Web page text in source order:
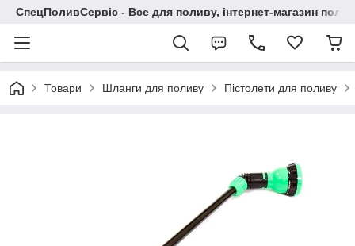
СпецПоливСервіс - Все для поливу, інтернет-магазин
Товари Шланги для поливу Пістолети для поливу